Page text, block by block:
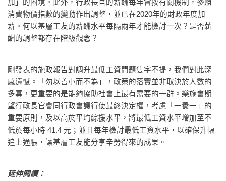
加」的困境。此外，行政長官的薪酬每年會按有關機制，參照
消費物價指數的變動作出調整，並已在2020年的財政年度加
薪。何以基層工友的薪酬水平每隔兩年才能檢討一次？是否薪
酬的調整都存在階級觀念？
剛發表的施政報告對調升最低工資問題隻字不提，我們對此深
感遺憾。「勿以善小而不為」，政策的落實並非取決於人數的
多寡，更重要的是能夠協助社會上最有需要的一群。樂施會期
望行政長官會同行政會議行使最終決定權，考慮「一養一」的
重要原則，及以高於平均綜援水平，將最低工資水平增加至不
低於每小時 41.4 元；並且每年檢討最低工資水平，以確保升幅
追上通脹，讓基層工友能分享辛勞得來的成果。
延伸閱讀：